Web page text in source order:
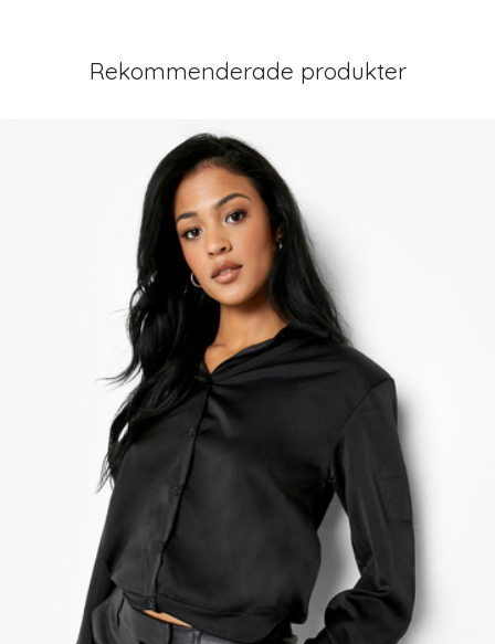
Rekommenderade produkter